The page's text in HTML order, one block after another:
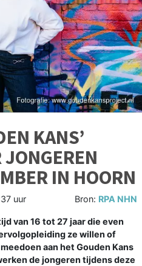
KANS’
IN HOORN
uur Bron: RPA NHN
van 16 tot 27 jaar die even
ze willen of
aan het Gouden Kans
de jongeren tijdens deze